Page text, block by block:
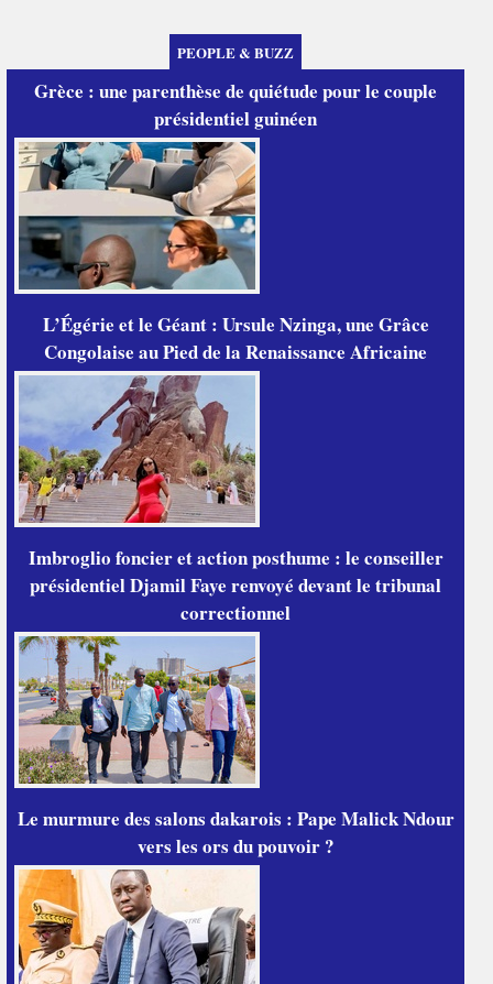
PEOPLE & BUZZ
Grèce : une parenthèse de quiétude pour le couple
présidentiel guinéen
L’Égérie et le Géant : Ursule Nzinga, une Grâce
Congolaise au Pied de la Renaissance Africaine
Imbroglio foncier et action posthume : le conseiller
présidentiel Djamil Faye renvoyé devant le tribunal
correctionnel
Le murmure des salons dakarois : Pape Malick Ndour
vers les ors du pouvoir ?